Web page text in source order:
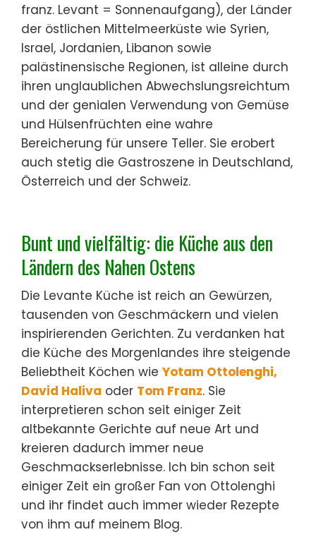
franz. Levant = Sonnenaufgang), der Länder
der östlichen Mittelmeerküste wie Syrien,
Israel, Jordanien, Libanon sowie
palästinensische Regionen, ist alleine durch
ihren unglaublichen Abwechslungsreichtum
und der genialen Verwendung von Gemüse
und Hülsenfrüchten eine wahre
Bereicherung für unsere Teller. Sie erobert
auch stetig die Gastroszene in Deutschland,
Österreich und der Schweiz.
Bunt und vielfältig: die Küche aus den
Ländern des Nahen Ostens
Die Levante Küche ist reich an Gewürzen,
tausenden von Geschmäckern und vielen
inspirierenden Gerichten. Zu verdanken hat
die Küche des Morgenlandes ihre steigende
Beliebtheit Köchen wie Yotam Ottolenghi,
David Haliva oder Tom Franz. Sie
interpretieren schon seit einiger Zeit
altbekannte Gerichte auf neue Art und
kreieren dadurch immer neue
Geschmackserlebnisse. Ich bin schon seit
einiger Zeit ein großer Fan von Ottolenghi
und ihr findet auch immer wieder Rezepte
von ihm auf meinem Blog.